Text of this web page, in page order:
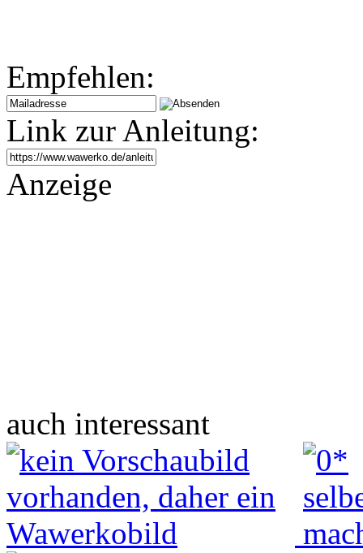
Empfehlen:
Link zur Anleitung:
Anzeige
auch interessant